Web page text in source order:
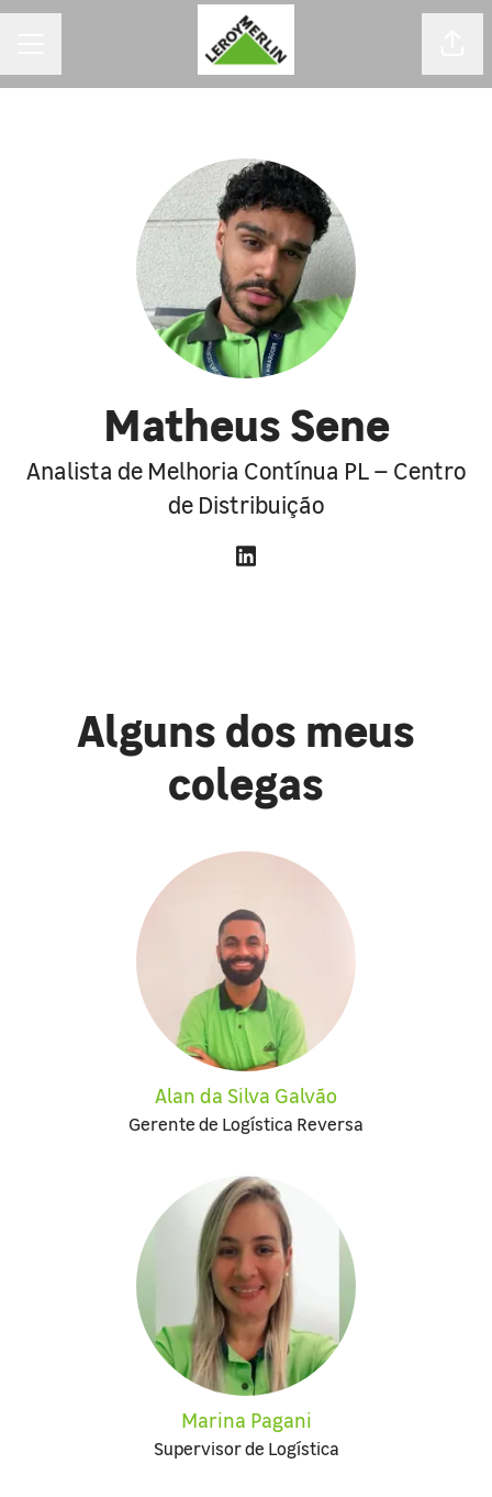
Matheus Sene
Analista de Melhoria Contínua PL – Centro
de Distribuição
Alguns dos meus
colegas
Alan da Silva Galvão
Gerente de Logística Reversa
Marina Pagani
Supervisor de Logística